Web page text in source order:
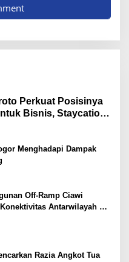
Perkuat Posisinya
Bisnis, Staycation,
Selatan
Menghadapi Dampak
Off-Ramp Ciawi
Antarwilayah di
Razia Angkot Tua